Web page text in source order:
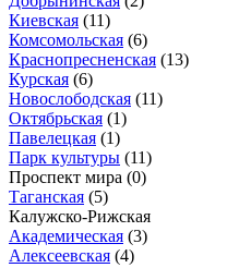
Киевская (11)
Комсомольская (6)
Краснопресненская (13)
Курская (6)
Новослободская (11)
Октябрьская (1)
Павелецкая (1)
Парк культуры (11)
Проспект мира (0)
Таганская (5)
Калужско-Рижская
Академическая (3)
Алексеевская (4)